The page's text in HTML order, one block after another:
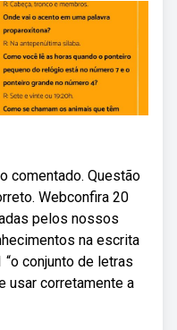
comentado. Questão
Webconfira 20
pelos nossos
na escrita
conjunto de letras
usar corretamente a